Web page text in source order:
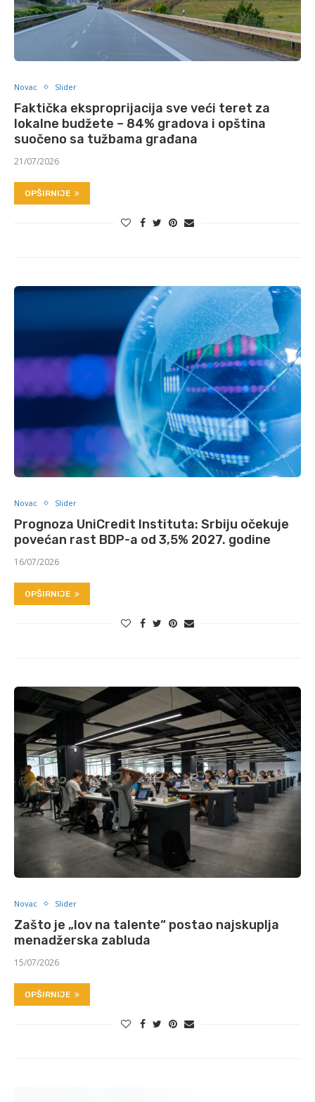
Novac Slider
Faktička eksproprijacija sve veći teret za
lokalne budžete – 84% gradova i opština
suočeno sa tužbama građana
21/07/2026
OPŠIRNIJE
Novac Slider
Prognoza UniCredit Instituta: Srbiju očekuje
povećan rast BDP-a od 3,5% 2027. godine
16/07/2026
OPŠIRNIJE
Novac Slider
Zašto je „lov na talente“ postao najskuplja
menadžerska zabluda
15/07/2026
OPŠIRNIJE